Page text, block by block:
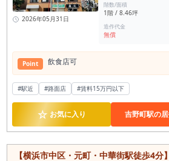
2026年05月31日
階数/面積
1階 / 8.46坪
造作代金
無償
Point 飲⾷店可
#駅近 #路面店 #賃料15万円以下
☆ お気に入り 吉野町駅の